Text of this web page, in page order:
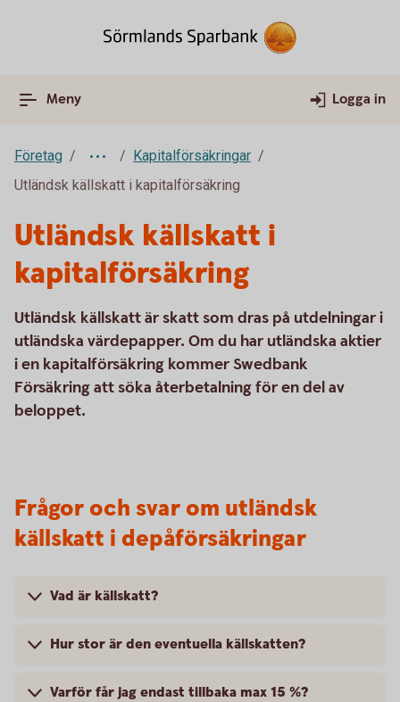
Meny Logga in
Företag
Kapitalförsäkringar
Utländsk källskatt i kapitalförsäkring
Utländsk källskatt i
kapitalförsäkring
Utländsk källskatt är skatt som dras på utdelningar i
utländska värdepapper. Om du har utländska aktier
i en kapitalförsäkring kommer Swedbank
Försäkring att söka återbetalning för en del av
beloppet.
Frågor och svar om utländsk
källskatt i depåförsäkringar
Vad är källskatt?
Hur stor är den eventuella källskatten?
Varför får jag endast tillbaka max 15 %?